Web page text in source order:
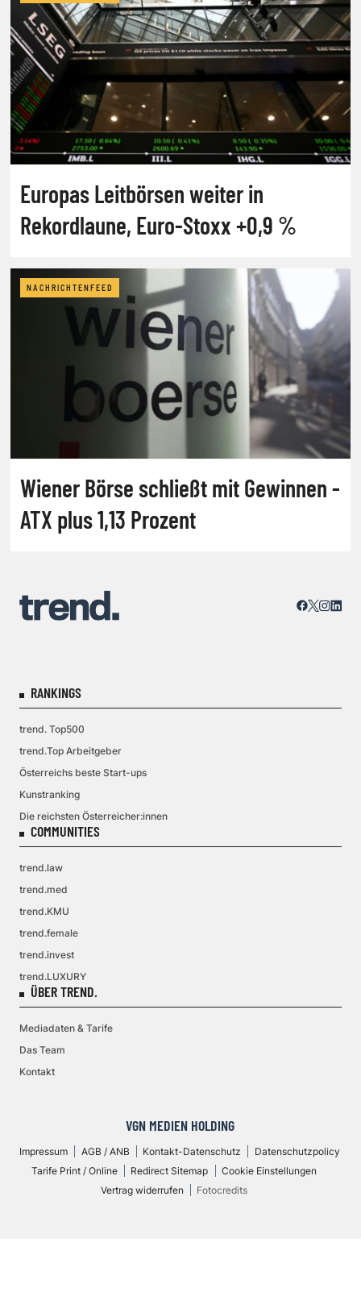
Europas Leitbörsen weiter in
Rekordlaune, Euro-Stoxx +0,9 %
NACHRICHTENFEED
Wiener Börse schließt mit Gewinnen -
ATX plus 1,13 Prozent
RANKINGS
trend. Top500
trend.Top Arbeitgeber
Österreichs beste Start-ups
Kunstranking
Die reichsten Österreicher:innen
COMMUNITIES
trend.law
trend.med
trend.KMU
trend.female
trend.invest
trend.LUXURY
ÜBER TREND.
Mediadaten & Tarife
Das Team
Kontakt
VGN MEDIEN HOLDING
Impressum AGB / ANB Kontakt-Datenschutz
Datenschutzpolicy
Tarife Print / Online
Redirect Sitemap
Cookie Einstellungen
Vertrag widerrufen
Fotocredits